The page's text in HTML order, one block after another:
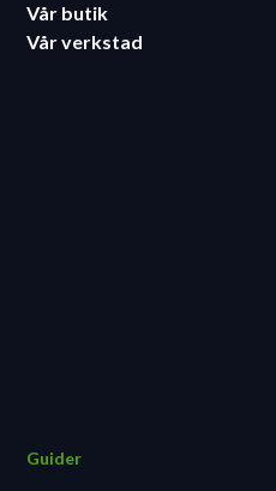
Vår butik
Vår verkstad
Guider